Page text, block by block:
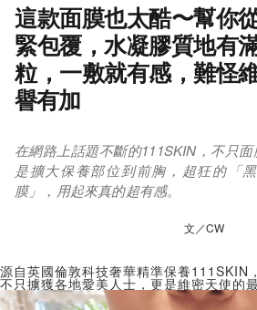
這款面膜也太酷〜幫你
緊包覆，水凝膠質地有
粒，一敷就有感，難怪
譽有加
在網路上話題不斷的111SKIN，不只
是擴大保養部位到前胸，超狂的「
膜」，用起來真的超有感。
文／CW
源自英國倫敦科技奢華精準保養111SKIN
不只擄獲各地愛美人士，更是維密天使的